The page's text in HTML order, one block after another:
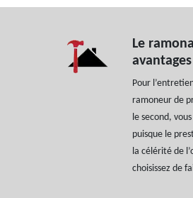
Le
Pour
ramoneur de
le second,
puisque le
la célérité de
choisissez de